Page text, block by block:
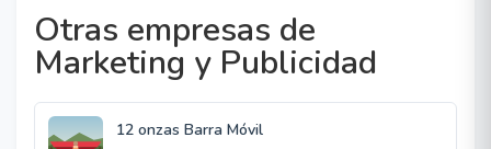
Otras empresas de
Marketing y Publicidad
12 onzas Barra Móvil